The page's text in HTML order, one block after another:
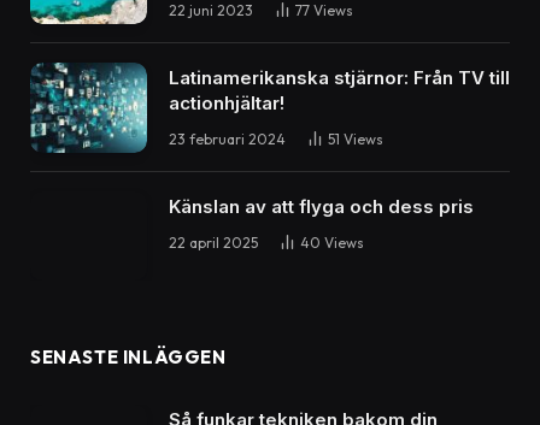
Share
Laddboxar för elbilar: En komplett guide